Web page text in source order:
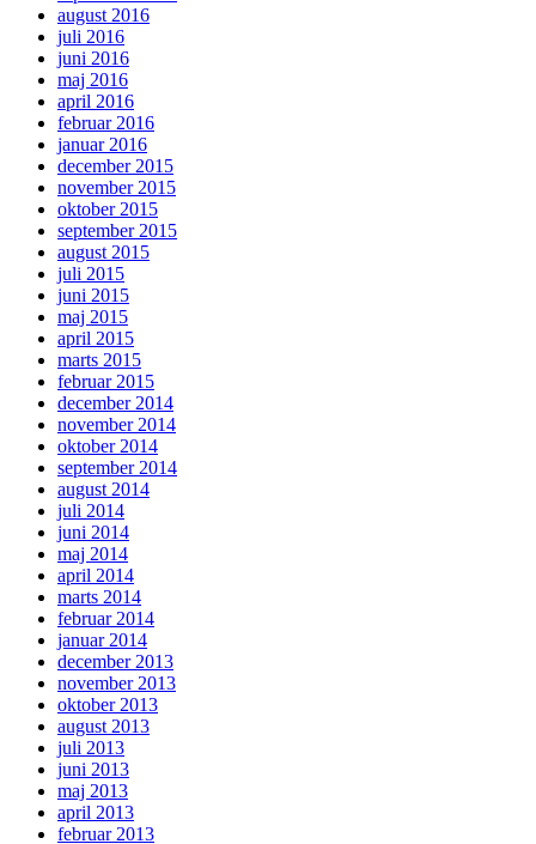
august 2016
juli 2016
juni 2016
maj 2016
april 2016
februar 2016
januar 2016
december 2015
november 2015
oktober 2015
september 2015
august 2015
juli 2015
juni 2015
maj 2015
april 2015
marts 2015
februar 2015
december 2014
november 2014
oktober 2014
september 2014
august 2014
juli 2014
juni 2014
maj 2014
april 2014
marts 2014
februar 2014
januar 2014
december 2013
november 2013
oktober 2013
august 2013
juli 2013
juni 2013
maj 2013
april 2013
februar 2013